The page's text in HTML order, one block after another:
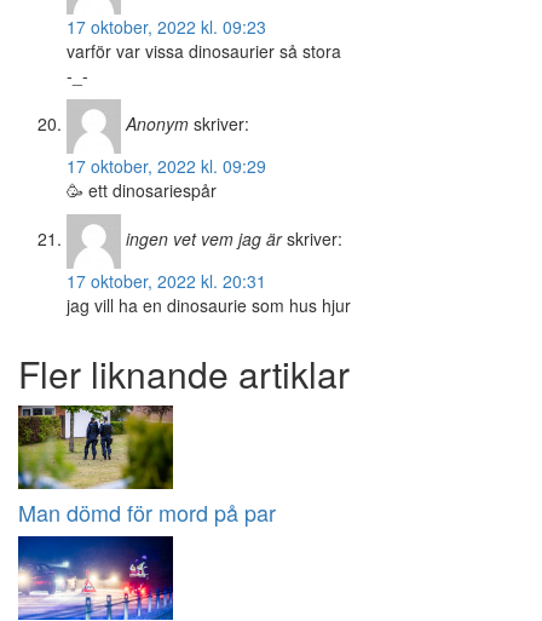
17 oktober, 2022 kl. 09:23
varför var vissa dinosaurier så stora
-_-
Anonym skriver:
17 oktober, 2022 kl. 09:29
🥳 ett dinosariespår
ingen vet vem jag är skriver:
17 oktober, 2022 kl. 20:31
jag vill ha en dinosaurie som hus hjur
Fler liknande artiklar
Man dömd för mord på par